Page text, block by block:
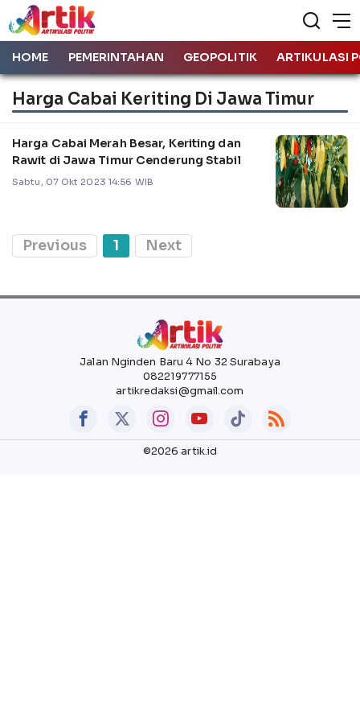
HOME PEMERINTAHAN GEOPOLITIK ARTIKULASI
Harga Cabai Keriting Di Jawa Timur
Harga Cabai Merah Besar, Keriting dan
Rawit di Jawa Timur Cenderung Stabil
Sabtu, 07 Okt 2023 14:56 WIB
Previous 1 Next
Jalan Nginden Baru 4 No 32 Surabaya
082219777155
artikredaksi@gmail.com
©2026 artik.id